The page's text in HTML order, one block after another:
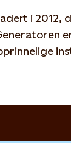
i 2012,